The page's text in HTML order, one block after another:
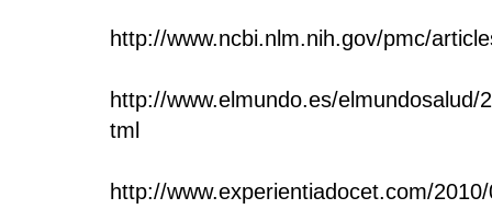
http://www.ncbi.nlm.nih.gov/pmc/
http://www.elmundo.es/
tml
http://www.experientiadocet.com/